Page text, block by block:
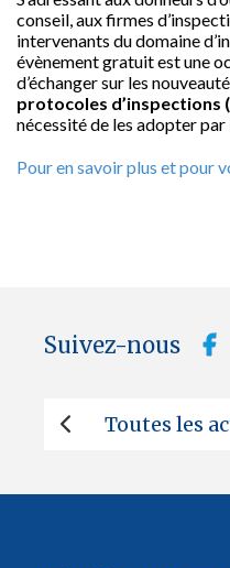
conseil, aux firmes
intervenants du domaine
évènement gratuit est une
d’échanger sur les
protocoles d’inspections
nécessité de les adopter par
Pour en savoir plus et pour
Suivez-nous
Toutes les